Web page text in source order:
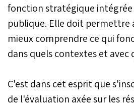
fonction stratégique
publique. Elle doit permettre
mieux comprendre ce qui
dans quels contextes et avec
C'est dans cet esprit que
de l'évaluation axée sur les